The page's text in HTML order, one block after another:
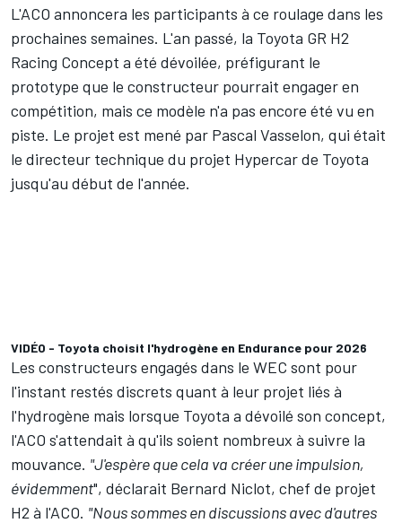
L'ACO annoncera les participants à ce roulage dans les
prochaines semaines. L'an passé, la Toyota GR H2
Racing Concept a été dévoilée, préfigurant le
prototype que le constructeur pourrait engager en
compétition, mais ce modèle n'a pas encore été vu en
piste. Le projet est mené par Pascal Vasselon, qui était
le directeur technique du projet Hypercar de Toyota
jusqu'au début de l'année.
VIDÉO - Toyota choisit l'hydrogène en Endurance pour 2026
Les constructeurs engagés dans le WEC sont pour
l'instant restés discrets quant à leur projet liés à
l'hydrogène mais lorsque Toyota a dévoilé son concept,
l'ACO s'attendait à qu'ils soient nombreux à suivre la
mouvance. "J'espère que cela va créer une impulsion,
évidemment", déclarait Bernard Niclot, chef de projet
H2 à l'ACO. "Nous sommes en discussions avec d'autres